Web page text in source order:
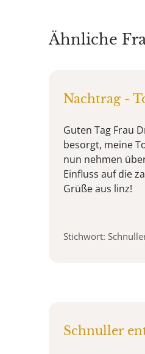
Ähnliche
Nachtrag -
Guten Tag Frau
besorgt, meine
nun nehmen
Einfluss auf die
Grüße aus linz!
Stichwort:
Schnuller